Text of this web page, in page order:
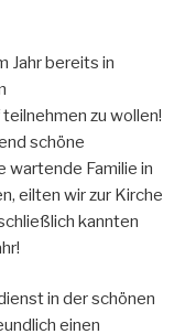
Jahr bereits in
zu wollen!
schöne
wartende Familie in
eilten wir zur Kirche
kannten
in der schönen
einen